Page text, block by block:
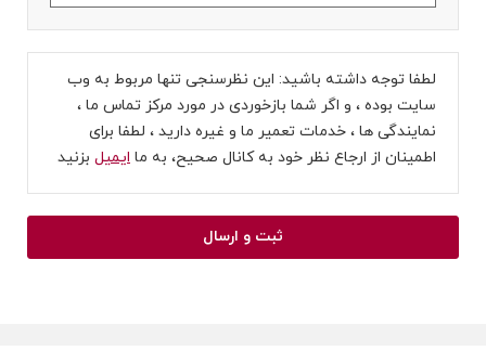
لطفا توجه داشته باشید: این نظرسنجی تنها مربوط به وب
سایت بوده ، و اگر شما بازخوردی در مورد مرکز تماس ما ،
نمایندگی ها ، خدمات تعمیر ما و غیره دارید ، لطفا برای
اطمینان از ارجاع نظر خود به کانال صحیح، به ما ایمیل بزنید
ثبت و ارسال